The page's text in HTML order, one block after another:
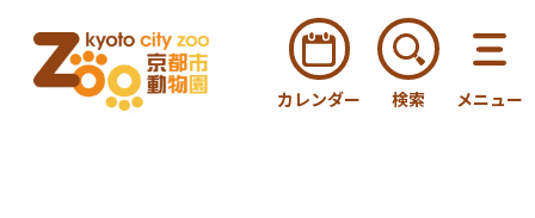
カレンダー 検索 メニュー